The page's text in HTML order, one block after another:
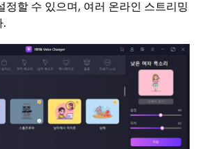
정할 수 있으며, 여러 온라인 스트리밍
.